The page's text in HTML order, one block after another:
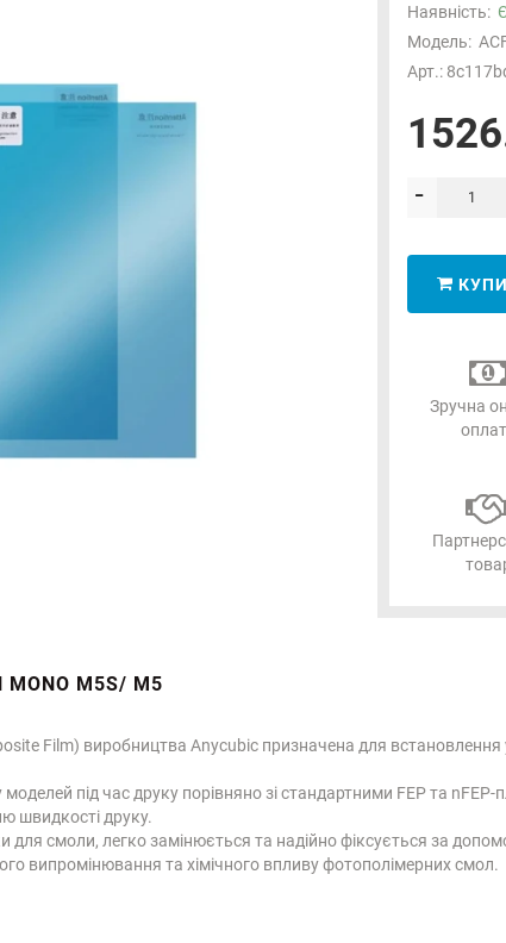
Наявність:
Модель:
Арт.:
Зручна
MONO M5S/ M5
Film) виробництва Anycubic призначена для
під час друку порівняно зі стандартними FEP та
швидкості друку.
смоли, легко замінюється та надійно фіксується за
випромінювання та хімічного впливу фотополімерних смол.